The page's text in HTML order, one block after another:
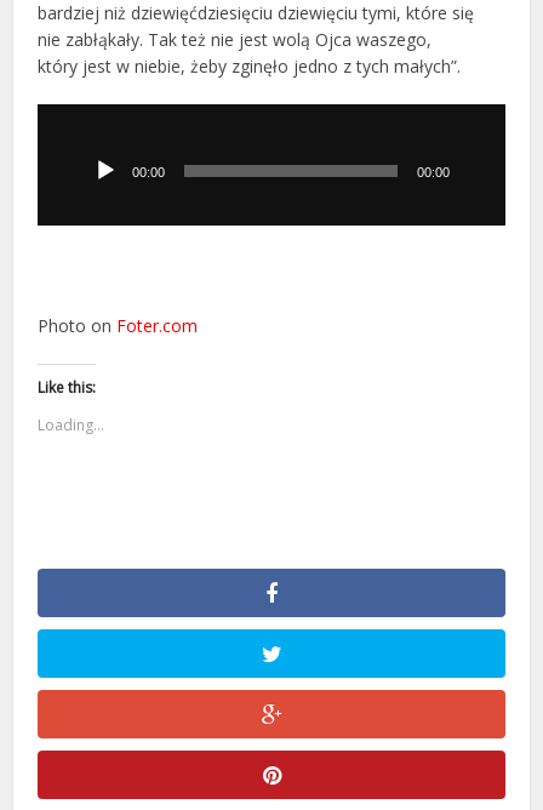
bardziej niż dziewięćdziesięciu dziewięciu tymi, które się
nie zabłąkały. Tak też nie jest wolą Ojca waszego,
który jest w niebie, żeby zginęło jedno z tych małych”.
dźwiękowych00:00 00:00
Photo on Foter.com
Like this:
Loading...